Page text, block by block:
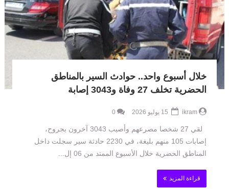
خلال أسبوع واحد.. حوادث السير بالمناطق
الحضرية تخلف 27 وفاة و3043 إصابة
ikram
0
لقي 27 شخصا مصرعهم وأصيب 3043 آخرون بجروح،
إصابات 105 منهم بليغة، في 2230 حادثة سير سجلت داخل
المناطق الحضرية خلال الأسبوع الممتد من 06 إل...
قراءة المزيد